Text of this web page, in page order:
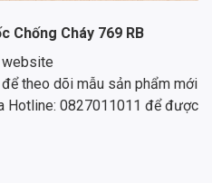
Chống Cháy 769 RB
website
để theo dõi mẫu sản phẩm mới
Hotline: 0827011011 để được